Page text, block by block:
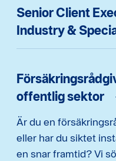
Senior Client
Industry &
offentlig sektor
Är du en
eller har du siktet
en snar framtid? Vi